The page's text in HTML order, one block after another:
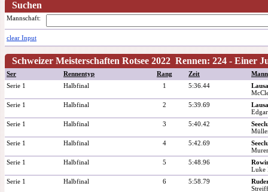
Suchen
Mannschaft:
clear Input
Schweizer Meisterschaften Rotsee 2022 Rennen: 224 - Einer
Ser Rennentyp Rang Zeit
Serie 1
Halbfinal 1 5:36.44
Serie 1
Halbfinal 2 5:39.69
Serie 1
Halbfinal 3 5:40.42
Serie 1
Halbfinal 4 5:42.69
Serie 1
Halbfinal 5 5:48.96
Luke
Serie 1
Halbfinal 6 5:58.79